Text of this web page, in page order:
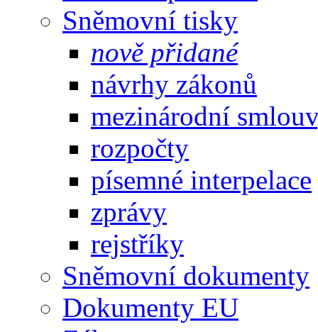
Sněmovní tisky
nově přidané
návrhy zákonů
mezinárodní
rozpočty
písemné interpelace
zprávy
rejstříky
Sněmovní dokumenty
Dokumenty EU